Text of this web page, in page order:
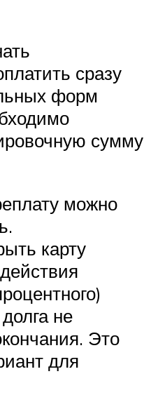
сразу
форм
сумму
можно
карту
не
Это
для